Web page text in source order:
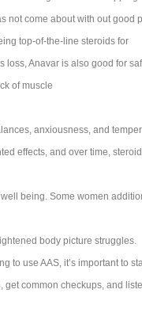
not come about with out good
top-of-the-line steroids for
loss, Anavar is also good for
of muscle
anxiousness, and
effects, and over time,
being. Some women
body picture struggles.
to use AAS, it’s important to
get common checkups, and